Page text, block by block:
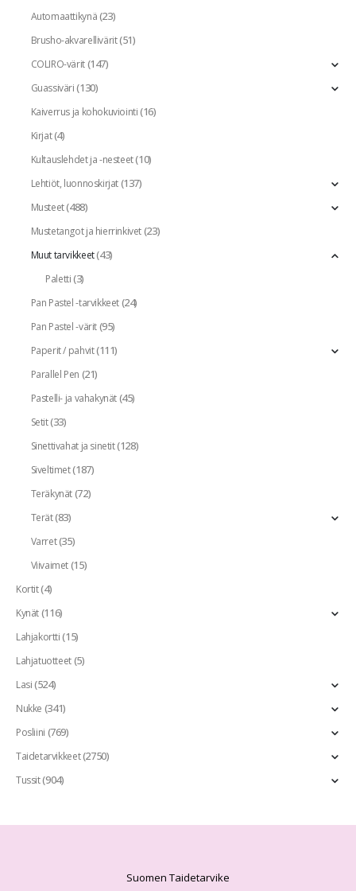
Automaattikynä(23)
Brusho-akvarellivärit(51)
COLIRO-värit(147)
Guassiväri(130)
Kaiverrus ja kohokuviointi(16)
Kirjat(4)
Kultauslehdet ja -nesteet(10)
Lehtiöt, luonnoskirjat(137)
Musteet(488)
Mustetangot ja hierrinkivet(23)
Muut tarvikkeet(43)
Paletti(3)
Pan Pastel -tarvikkeet(24)
Pan Pastel -värit(95)
Paperit / pahvit(111)
Parallel Pen (21)
Pastelli- ja vahakynät(45)
Setit(33)
Sinettivahat ja sinetit(128)
Siveltimet(187)
Teräkynät(72)
Terät(83)
Varret(35)
Viivaimet(15)
Kortit(4)
Kynät(116)
Lahjakortti(15)
Lahjatuotteet(5)
Lasi(524)
Nukke (341)
Posliini (769)
Taidetarvikkeet(2750)
Tussit(904)
Suomen Taidetarvike